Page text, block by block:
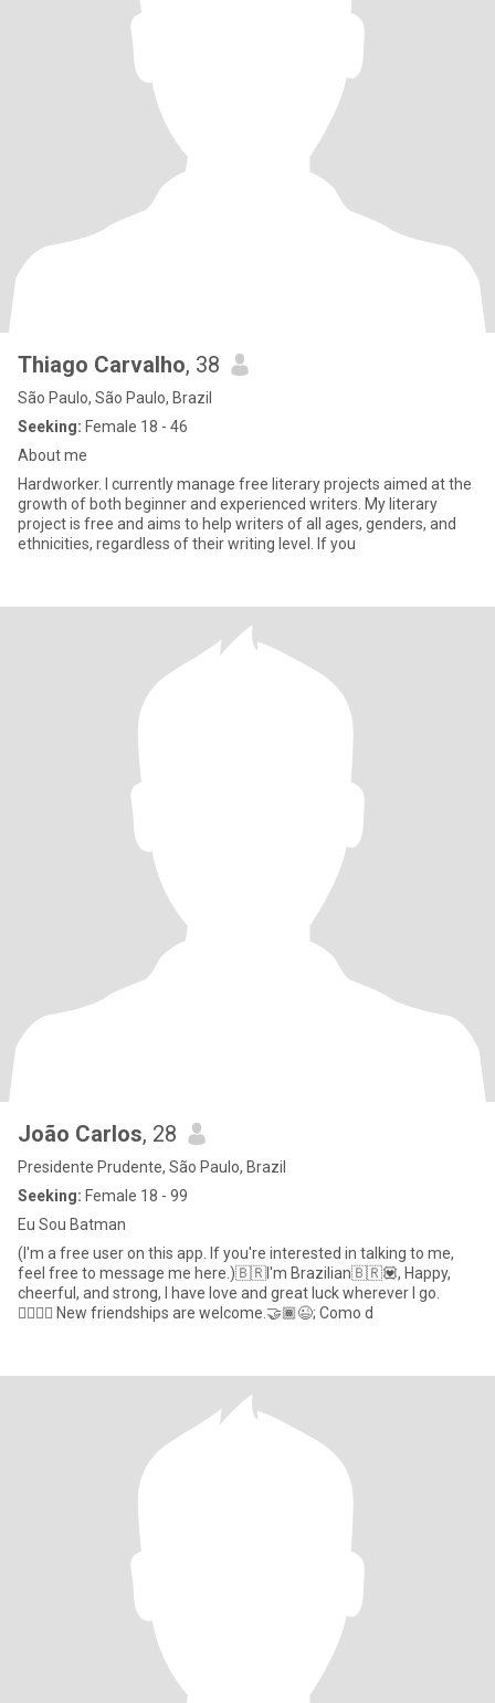
Thiago Carvalho, 38
São Paulo, São Paulo, Brazil
Seeking: Female 18 - 46
About me
Hardworker. I currently manage free literary projects aimed at the
growth of both beginner and experienced writers. My literary
project is free and aims to help writers of all ages, genders, and
ethnicities, regardless of their writing level. If you
João Carlos, 28
Presidente Prudente, São Paulo, Brazil
Seeking: Female 18 - 99
Eu Sou Batman
(I'm a free user on this app. If you're interested in talking to me,
feel free to message me here.)🇧🇷I'm Brazilian🇧🇷💟, Happy,
cheerful, and strong, I have love and great luck wherever I go.
🏋🏾‍♂️🎵 New friendships are welcome.🤝🏾😉; Como d